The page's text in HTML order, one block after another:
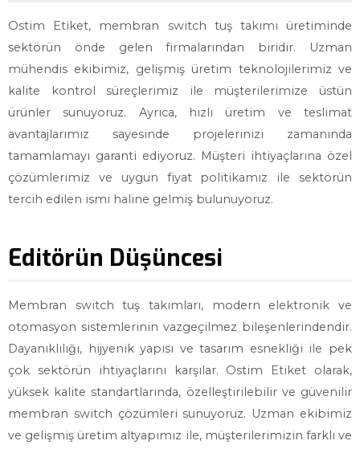
Ostim Etiket, membran switch tuş takımı üretiminde
sektörün önde gelen firmalarından biridir. Uzman
mühendis ekibimiz, gelişmiş üretim teknolojilerimiz ve
kalite kontrol süreçlerimiz ile müşterilerimize üstün
ürünler sunuyoruz. Ayrıca, hızlı üretim ve teslimat
avantajlarımız sayesinde projelerinizi zamanında
tamamlamayı garanti ediyoruz. Müşteri ihtiyaçlarına özel
çözümlerimiz ve uygun fiyat politikamız ile sektörün
tercih edilen ismi haline gelmiş bulunuyoruz.
Editörün Düşüncesi
Membran switch tuş takımları, modern elektronik ve
otomasyon sistemlerinin vazgeçilmez bileşenlerindendir.
Dayanıklılığı, hijyenik yapısı ve tasarım esnekliği ile pek
çok sektörün ihtiyaçlarını karşılar. Ostim Etiket olarak,
yüksek kalite standartlarında, özelleştirilebilir ve güvenilir
membran switch çözümleri sunuyoruz. Uzman ekibimiz
ve gelişmiş üretim altyapımız ile, müşterilerimizin farklı ve